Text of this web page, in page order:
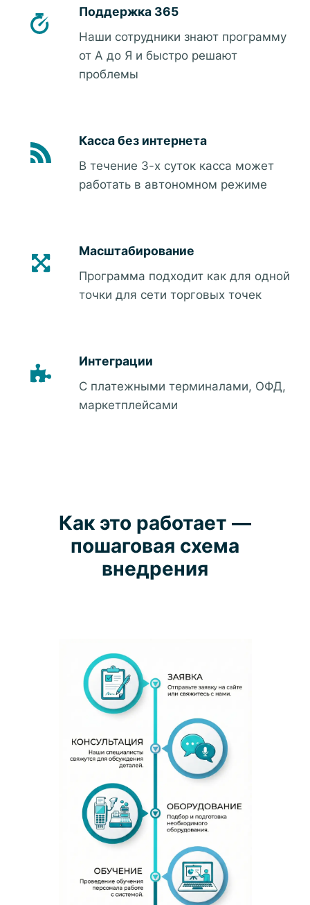
Поддержка 365
Наши сотрудники знают программу
от А до Я и быстро решают
проблемы
Касса без интернета
В течение 3-х суток касса может
работать в автономном режиме
Масштабирование
Программа подходит как для одной
точки для сети торговых точек
Интеграции
С платежными терминалами, ОФД,
маркетплейсами
Как это работает —
пошаговая схема
внедрения